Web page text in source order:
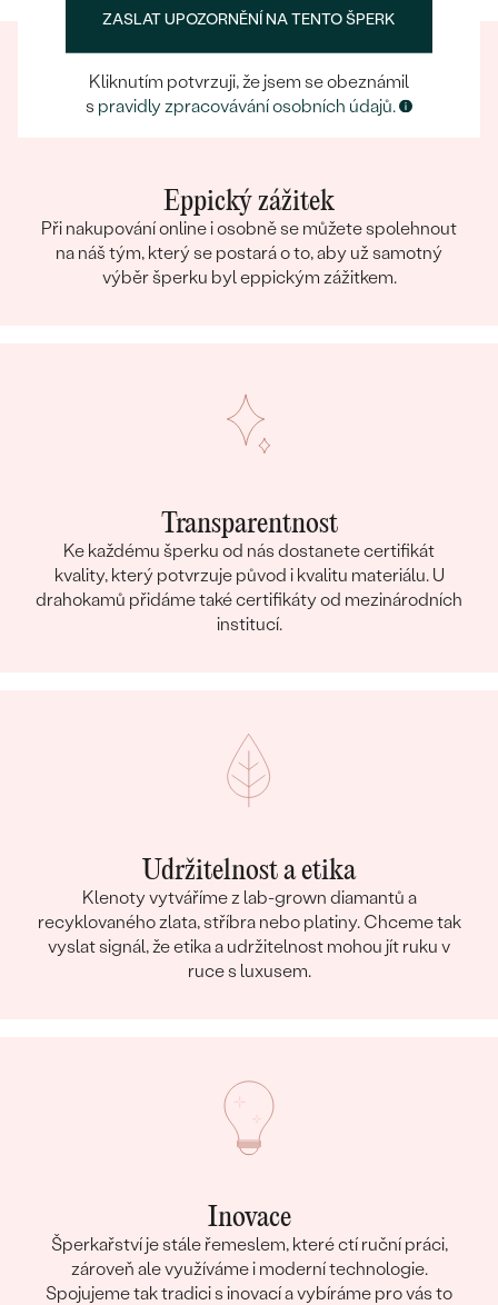
Eppický zážitek
Při nakupování online i osobně se můžete spolehnout
na náš tým, který se postará o to, aby už samotný
výběr šperku byl eppickým zážitkem.
Transparentnost
Ke každému šperku od nás dostanete certifikát
kvality, který potvrzuje původ i kvalitu materiálu. U
drahokamů přidáme také certifikáty od mezinárodních
institucí.
Udržitelnost a etika
Klenoty vytváříme z lab-grown diamantů a
recyklovaného zlata, stříbra nebo platiny. Chceme tak
vyslat signál, že etika a udržitelnost mohou jít ruku v
ruce s luxusem.
Inovace
Šperkařství je stále řemeslem, které ctí ruční práci,
zároveň ale využíváme i moderní technologie.
Spojujeme tak tradici s inovací a vybíráme pro vás to
ZASLAT UPOZORNĚNÍ NA TENTO ŠPERK
Kliknutím potvrzuji, že jsem se obeznámil
s pravidly zpracovávání osobních údajů.